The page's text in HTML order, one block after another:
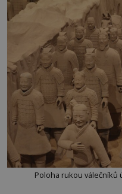
Poloha rukou válečníků